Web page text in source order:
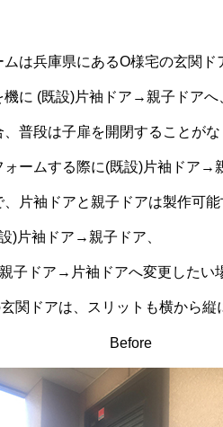
は兵庫県にあるO様宅の玄関ド
に (既設)片袖ドア→親子ドアへ
普段は子扉を開閉することが
ォームする際に(既設)片袖ドア→
片袖ドアと親子ドアは製作可
)片袖ドア→親子ドア、
子ドア→片袖ドアへ変更したい
関ドアは、スリットも横から
Before